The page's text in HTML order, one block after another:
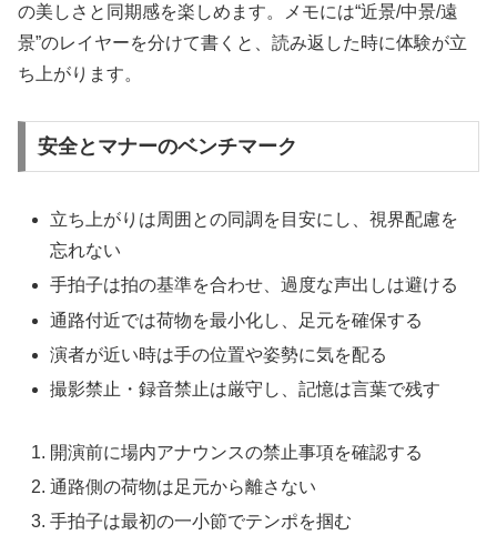
の美しさと同期感を楽しめます。メモには“近景/中景/遠
景”のレイヤーを分けて書くと、読み返した時に体験が立
ち上がります。
安全とマナーのベンチマーク
立ち上がりは周囲との同調を目安にし、視界配慮を
忘れない
手拍子は拍の基準を合わせ、過度な声出しは避ける
通路付近では荷物を最小化し、足元を確保する
演者が近い時は手の位置や姿勢に気を配る
撮影禁止・録音禁止は厳守し、記憶は言葉で残す
開演前に場内アナウンスの禁止事項を確認する
通路側の荷物は足元から離さない
手拍子は最初の一小節でテンポを掴む